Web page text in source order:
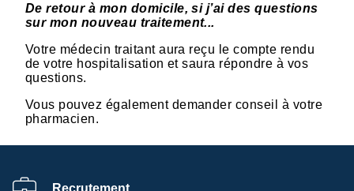
De retour à mon domicile, si j’ai des questions
sur mon nouveau traitement...
Votre médecin traitant aura reçu le compte rendu
de votre hospitalisation et saura répondre à vos
questions.
Vous pouvez également demander conseil à votre
pharmacien.
Recrutement